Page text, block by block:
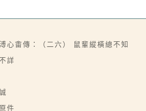
心畬傳：（二六） 鼠輩縱橫總不知
不詳
原件